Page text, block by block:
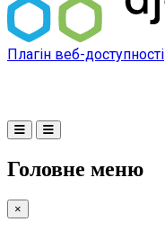
Плагін веб-доступності
Головне меню
×